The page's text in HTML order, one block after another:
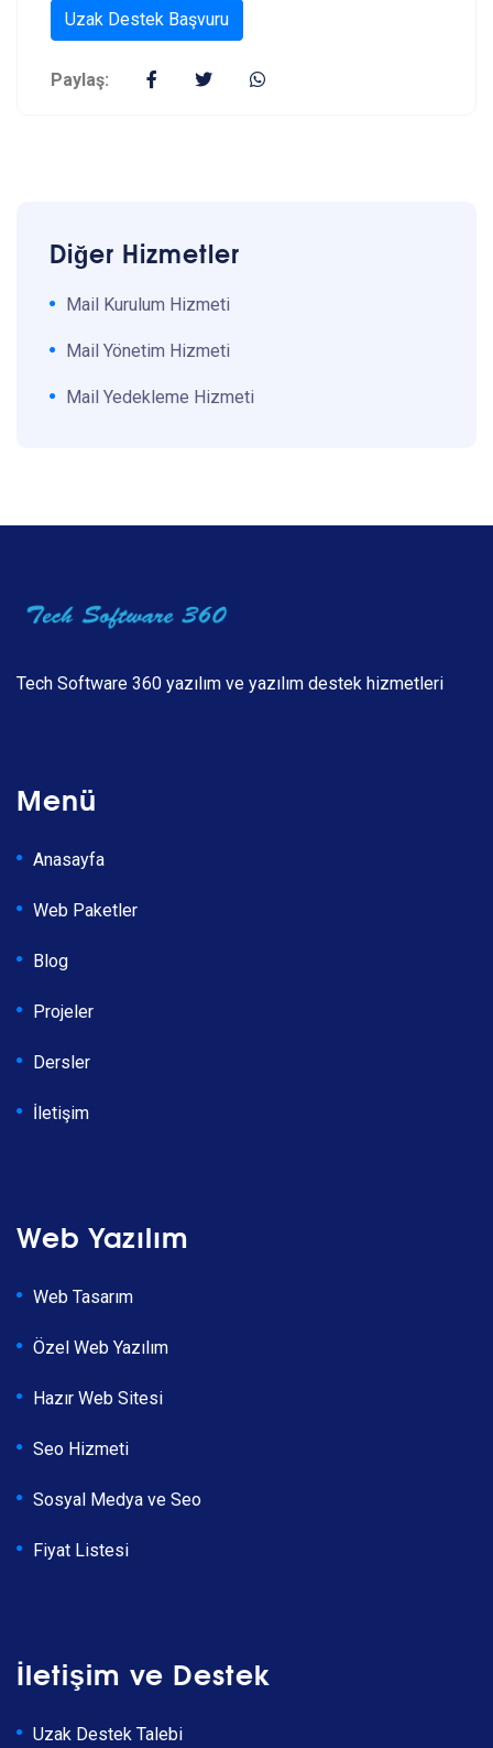
Uzak Destek Başvuru
Paylaş:
Diğer Hizmetler
Mail Kurulum Hizmeti
Mail Yönetim Hizmeti
Mail Yedekleme Hizmeti
Tech Software 360 yazılım ve yazılım destek hizmetleri
Menü
Anasayfa
Web Paketler
Blog
Projeler
Dersler
İletişim
Web Yazılım
Web Tasarım
Özel Web Yazılım
Hazır Web Sitesi
Seo Hizmeti
Sosyal Medya ve Seo
Fiyat Listesi
İletişim ve Destek
Uzak Destek Talebi